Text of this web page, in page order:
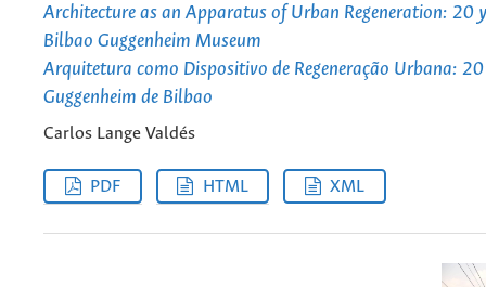
Architecture as an Apparatus of Urban Regeneration: 20
Bilbao Guggenheim Museum
Arquitetura como Dispositivo de Regeneração Urbana:
Guggenheim de Bilbao
Carlos Lange Valdés
PDF HTML XML